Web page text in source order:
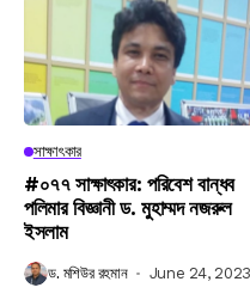
সাক্ষাৎকার
#০৭৭ সাক্ষাৎকার: পরিবেশ বান্ধব
পলিমার বিজ্ঞানী ড. মুহাম্মদ নজরুল
ইসলাম
ড. মশিউর রহমান June 24, 2023